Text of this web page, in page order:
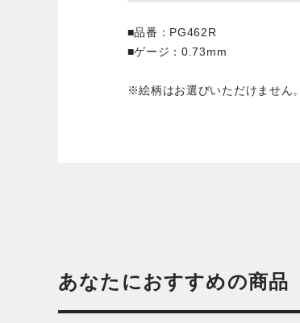
■品番：PG462R
■ゲージ：0.73mm
※絵柄はお選びいただけません。
あなたにおすすめの商品